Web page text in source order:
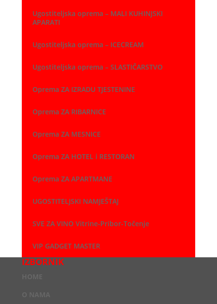
Ugostiteljska oprema – MALI KUHINJSKI
APARATI
Ugostiteljska oprema – ICECREAM
Ugostiteljska oprema – SLASTIČARSTVO
Oprema ZA IZRADU TJESTENINE
Oprema ZA RIBARNICE
Oprema ZA MESNICE
Oprema ZA HOTEL i RESTORAN
Oprema ZA APARTMANE
UGOSTITELJSKI NAMJEŠTAJ
SVE ZA VINO Vitrine-Pribor-Točenje
VIP GADGET MASTER
IZBORNIK